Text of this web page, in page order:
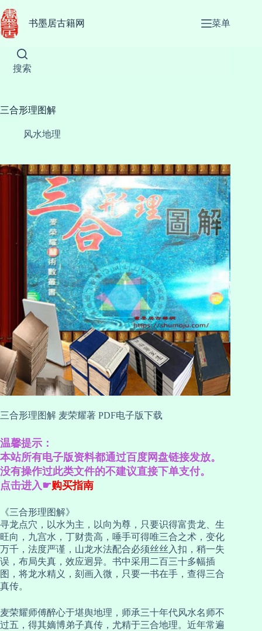
至
内
书墨居古籍网 菜单
搜索
三合形理图解
风水地理
三合形理图解 麦荣耀著 PDF电子版下载
温馨提示：
本站所有电子版资料都通过百度网盘链接发放。
没有操作过此类文件的不建议直接下单支付。
点击进入☛购买指南
《三合形理图解》
寻龙点穴，以水为主，以向为尊，只要识得富贵龙、生
旺向，九宫水，丁财贵高，唾手可得唯三合之术，变化
万千，法度严谨，山龙水法配合必须丝丝入扣，稍一失
误，布局失真，效应迥异。书中采用二百三十多幅插
图，将龙水精义，刻画入微，只要一书在手，查得三合
真传。
麦荣耀师傅醉心于堪舆地理，师承三十年代风水名师不
过五，得其嫡博弟子真传，尤精于三合地理。近年常遍